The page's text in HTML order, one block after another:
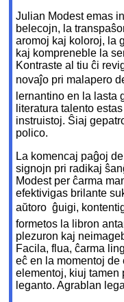
Julian Modest emas
belecojn, la
aromoj kaj koloroj, la
kaj kompreneble la
Kontraste al tiu ĉi
novaĵo pri malapero
lernantino en la lasta
literatura talento
instruistoj. Ŝiaj
polico.
La komencaj paĝoj
signojn pri radikaj
Modest per ĉarma
efektivigas brilante
aŭtoro  ĝuigi,
formetos la libron
plezuron kaj
Facila, flua, ĉarma
eĉ en la momentoj
elementoj, kiuj tamen
leganto. Agrablan